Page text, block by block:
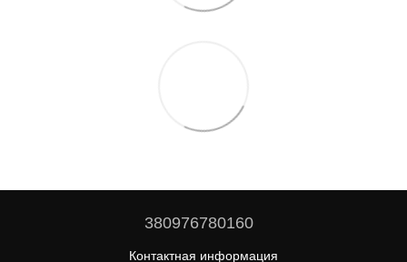
380976780160
Контактная информация